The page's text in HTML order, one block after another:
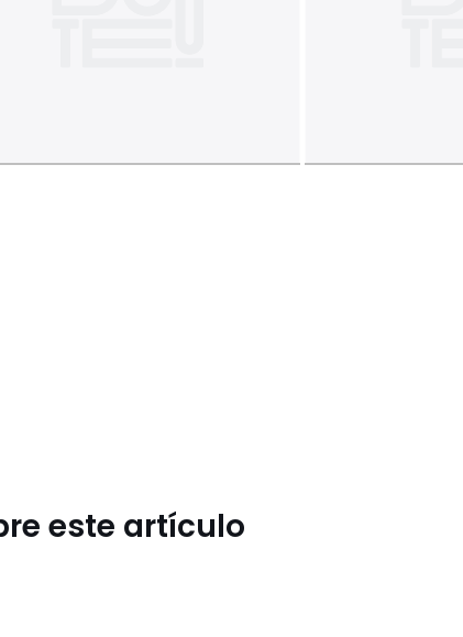
este artículo